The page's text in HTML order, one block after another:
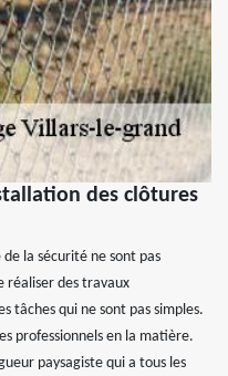
des clôtures
la sécurité ne sont pas
réaliser des travaux
tâches qui ne sont pas simples.
professionnels en la matière.
paysagiste qui a tous les